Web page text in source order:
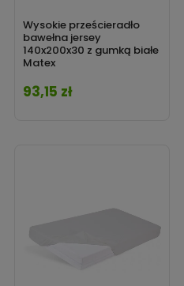
Wysokie prześcieradło
bawełna jersey
140x200x30 z gumką białe
Matex
Cena
93,15 zł